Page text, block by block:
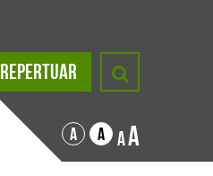
REPERTUAR
A A AA